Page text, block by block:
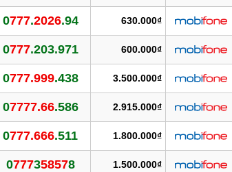
0777.2026.94 630.000₫
0777.203.971 600.000₫
0777.999.438 3.500.000₫
07777.66.586 2.915.000₫
0777.666.511 1.800.000₫
0777358578 1.500.000₫